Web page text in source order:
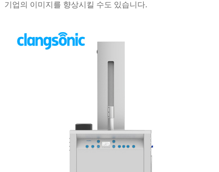
기업의 이미지를 향상시킬 수도 있습니다.